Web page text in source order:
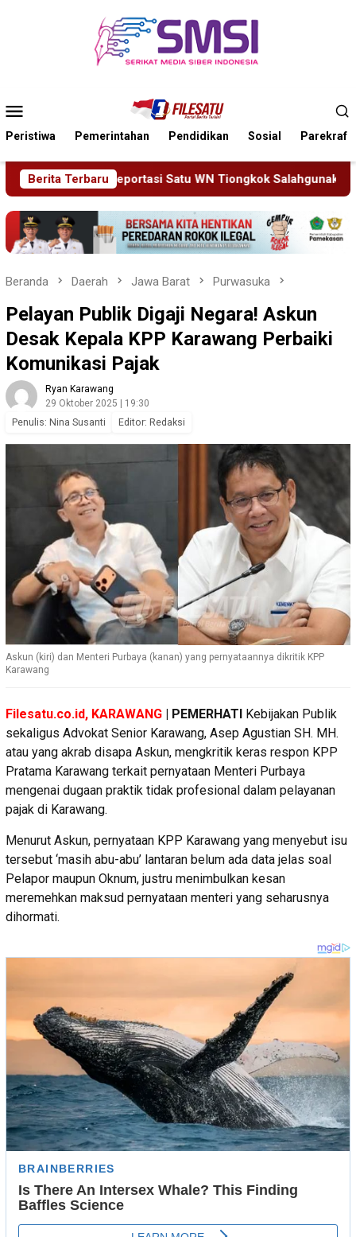
Mobile
Peristiwa Pemerintahan Pendidikan Sosial Parekraf
Berita Terbaru
Salahgunakan Ijin Tinggal 19 Siswa Sakit
Beranda Daerah Jawa Barat Purwasuka
Pelayan Publik Digaji Negara! Askun
Desak Kepala KPP Karawang Perbaiki
Komunikasi Pajak
Ryan Karawang
29 Oktober 2025 | 19:30
Penulis: Nina Susanti Editor: Redaksi
Askun (kiri) dan Menteri Purbaya (kanan) yang pernyataannya dikritik KPP
Karawang
Filesatu.co.id, KARAWANG | PEMERHATI Kebijakan Publik
sekaligus Advokat Senior Karawang, Asep Agustian SH. MH.
atau yang akrab disapa Askun, mengkritik keras respon KPP
Pratama Karawang terkait pernyataan Menteri Purbaya
mengenai dugaan praktik tidak profesional dalam pelayanan
pajak di Karawang.
Menurut Askun, pernyataan KPP Karawang yang menyebut isu
tersebut ‘masih abu-abu’ lantaran belum ada data jelas soal
Pelapor maupun Oknum, justru menimbulkan kesan
meremehkan maksud pernyataan menteri yang seharusnya
dihormati.